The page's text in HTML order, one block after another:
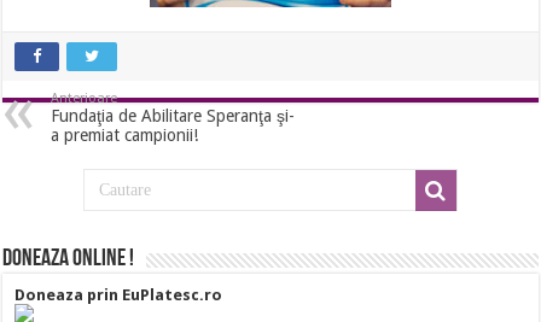
Anterioare
Fundaţia de Abilitare Speranţa şi-
a premiat campionii!
Doneaza online !
Doneaza prin EuPlatesc.ro